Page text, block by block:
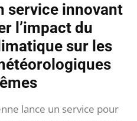
service innovant
l’impact du
sur les
lance un service pour